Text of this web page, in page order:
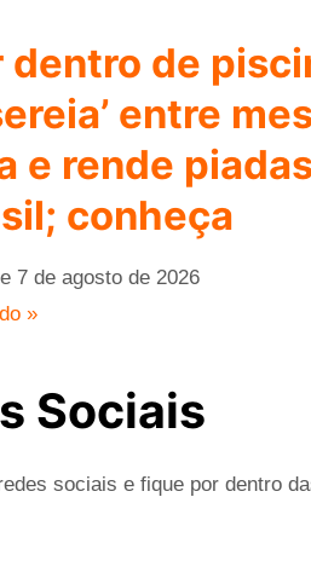
dentro de
entre
e rende
conheça
7 de agosto de 2026
»
Sociais
sociais e fique por dentro